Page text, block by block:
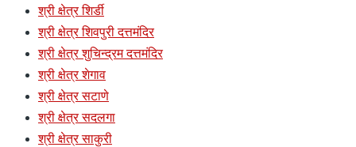
श्री क्षेत्र शिर्डी
श्री क्षेत्र शिवपुरी दत्तमंदिर
श्री क्षेत्र शुचिन्द्रम दत्तमंदिर
श्री क्षेत्र शेगाव
श्री क्षेत्र सटाणे
श्री क्षेत्र सदलगा
श्री क्षेत्र साकुरी